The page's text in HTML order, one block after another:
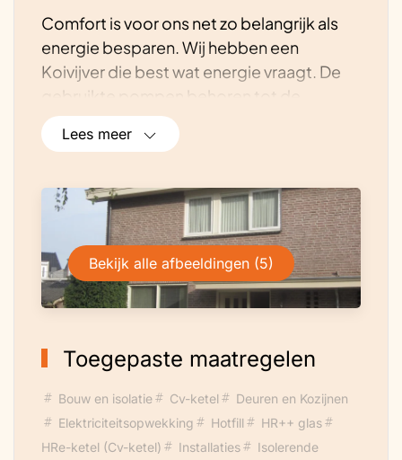
Comfort is voor ons net zo belangrijk als
energie besparen. Wij hebben een
Koivijver die best wat energie vraagt. De
energiezuinigste in hun soort.
Lees meer
Bekijk alle afbeeldingen (5)
Toegepaste maatregelen
Bouw en isolatie Cv-ketel
Deuren en Kozijnen
Elektriciteitsopwekking
Hotfill
HR++ glas
HRe-ketel (Cv-ketel)
Installaties
Isolerende